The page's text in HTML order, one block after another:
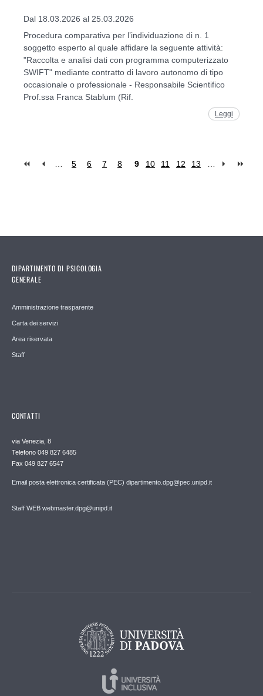
Dal 18.03.2026 al 25.03.2026
Procedura comparativa per l’individuazione di n. 1
soggetto esperto al quale affidare la seguente attività:
"Raccolta e analisi dati con programma computerizzato
SWIFT" mediante contratto di lavoro autonomo di tipo
occasionale o professionale - Responsabile Scientifico
Prof.ssa Franca Stablum (Rif.
Leggi
… 5 6 7 8 9 10 11 12 13 …
DIPARTIMENTO DI PSICOLOGIA
GENERALE
Amministrazione trasparente
Carta dei servizi
Area riservata
Staff
CONTATTI
via Venezia, 8
Telefono 049 827 6485
Fax 049 827 6547
Email posta elettronica certificata (PEC) dipartimento.dpg@pec.unipd.it
Staff WEB webmaster.dpg@unipd.it